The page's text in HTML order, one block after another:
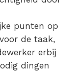
punten op
de taak,
erbij
dingen